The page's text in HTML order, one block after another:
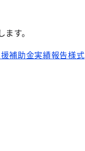
す。
補助金実績報告様式